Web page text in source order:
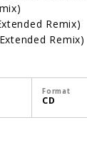
Remix)
Remix)
Format
CD